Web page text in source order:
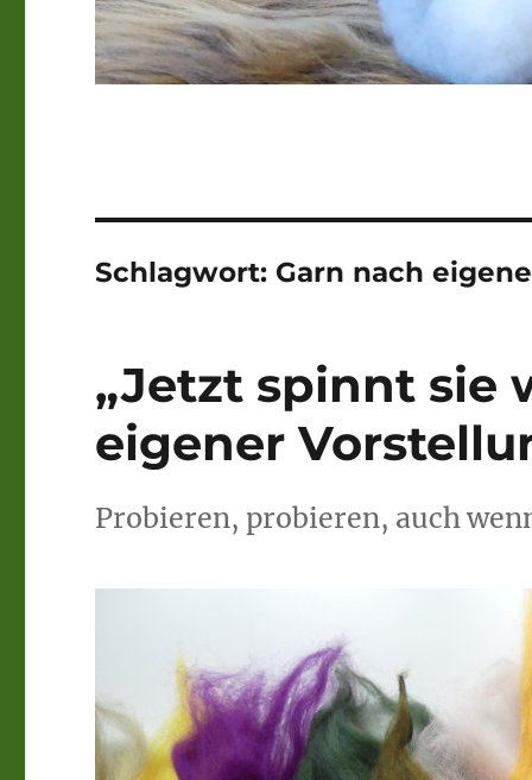
Schlagwort: Garn nach
„Jetzt spinnt sie
eigener
Probieren, probieren, auch